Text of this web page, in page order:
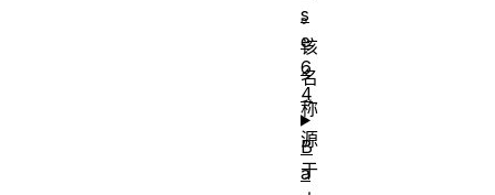
。
该
名
称
源
于
s
e
6
4
B
a